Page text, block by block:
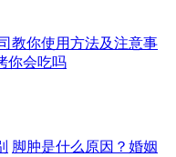
教你使用方法及注意事
你会吃吗
脚肿是什么原因？婚姻